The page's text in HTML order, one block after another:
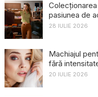
pasiunea de
28 IULIE 2026
Machiajul
fără
20 IULIE 2026